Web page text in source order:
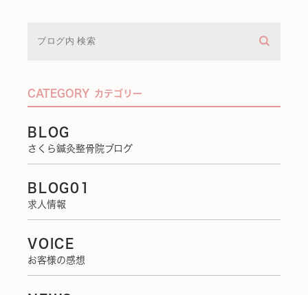
CATEGORY カテゴリー
BLOG
さくら鍼灸整骨院ブログ
BLOG01
求人情報
VOICE
お客様の感想